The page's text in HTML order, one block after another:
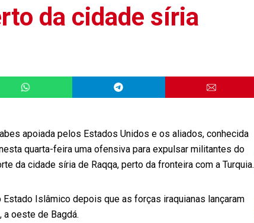
da cidade síria
apoiada pelos Estados Unidos e os aliados, conhecida
quarta-feira uma ofensiva para expulsar militantes do
da cidade síria de Raqqa, perto da fronteira com a Turquia.
Islâmico depois que as forças iraquianas lançaram
a oeste de Bagdá.